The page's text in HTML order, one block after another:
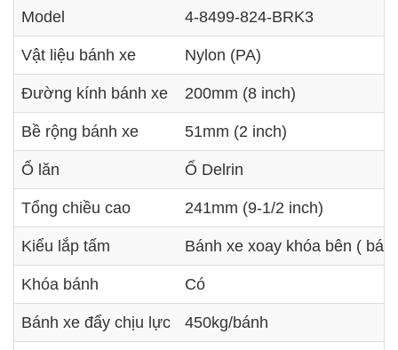
Model 4-8499-824-BRK3
Vật liệu bánh xe Nylon (PA)
Đường kính bánh xe 200mm (8 inch)
Bề rộng bánh xe 51mm (2 inch)
Ổ lăn Ổ Delrin
Tổng chiều cao 241mm (9-1/2 inch)
Kiểu lắp tấm Bánh xe xoay khóa bên (
Khóa bánh Có
Bánh xe đẩy chịu lực 450kg/bánh